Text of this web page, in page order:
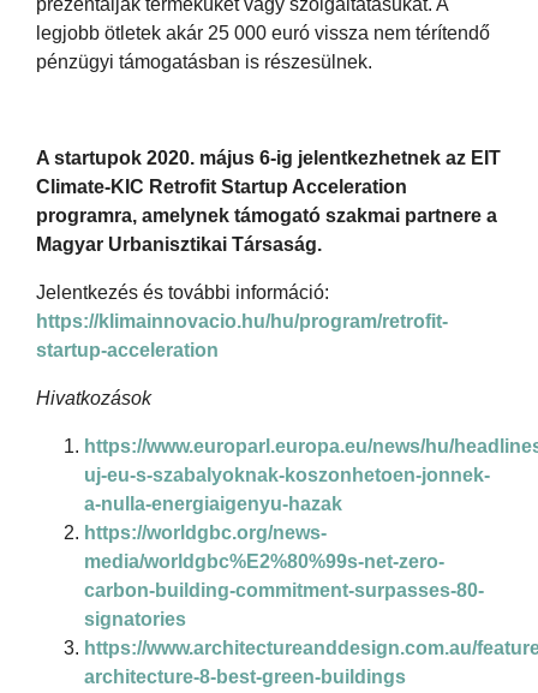
legjobb ötletek akár 25 000 euró vissza nem térítendő
pénzügyi támogatásban is részesülnek.
A startupok 2020. május 6-ig jelentkezhetnek az EIT
Climate-KIC Retrofit Startup Acceleration
programra, amelynek támogató szakmai partnere a
Magyar Urbanisztikai Társaság.
Jelentkezés és további információ:
https://klimainnovacio.hu/hu/program/retrofit-
startup-acceleration
Hivatkozások
https://www.europarl.europa.eu/news/hu/
uj-eu-s-szabalyoknak-koszonhetoen-jonnek-
a-nulla-energiaigenyu-hazak
https://worldgbc.org/news-
media/worldgbc%E2%80%99s-net-zero-
carbon-building-commitment-surpasses-80-
signatories
https://www.architectureanddesign.com.au/
architecture-8-best-green-buildings